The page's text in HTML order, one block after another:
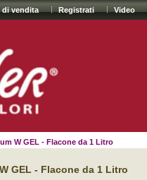
vendita Registrati Video
W GEL - Flacone da 1 Litro
GEL - Flacone da 1 Litro